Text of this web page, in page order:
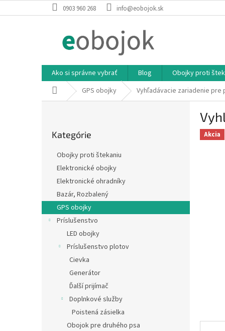
na
0903 960 268 info@eobojok.sk
Ako si správne vybrať Blog
Obojky proti
Domov GPS obojky Vyhľadávacie zariadenie pre
kategórie
Kategórie
Obojky proti štekaniu
Elektronické obojky
Elektronické ohradníky
Bazár, Rozbalený
GPS obojky
Príslušenstvo
LED obojky
Príslušenstvo plotov
Cievka
Generátor
Ďalší prijímač
Doplnkové služby
Poistená zásielka
Obojok pre druhého psa
Akcia